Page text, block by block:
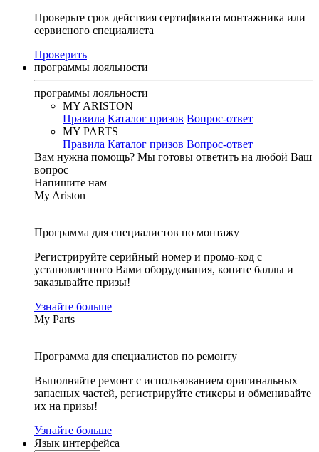
Проверьте срок действия сертификата монтажника или
сервисного специалиста
Проверить
программы лояльности
программы лояльности
MY ARISTON
Правила Каталог призов Вопрос-ответ
MY PARTS
Правила Каталог призов Вопрос-ответ
Вам нужна помощь? Мы готовы ответить на любой Ваш
вопрос
Напишите нам
My Ariston
Программа для специалистов по монтажу
Регистрируйте серийный номер и промо-код с
установленного Вами оборудования, копите баллы и
заказывайте призы!
Узнайте больше
My Parts
Программа для специалистов по ремонту
Выполняйте ремонт с использованием оригинальных
запасных частей, регистрируйте стикеры и обменивайте
их на призы!
Узнайте больше
Язык интерфейса